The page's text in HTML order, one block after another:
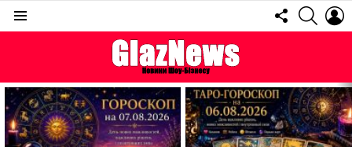
FOLLOW
US
ОСТАННІ
СТАТТІ